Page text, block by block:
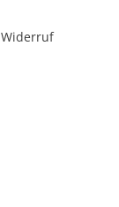
Widerruf